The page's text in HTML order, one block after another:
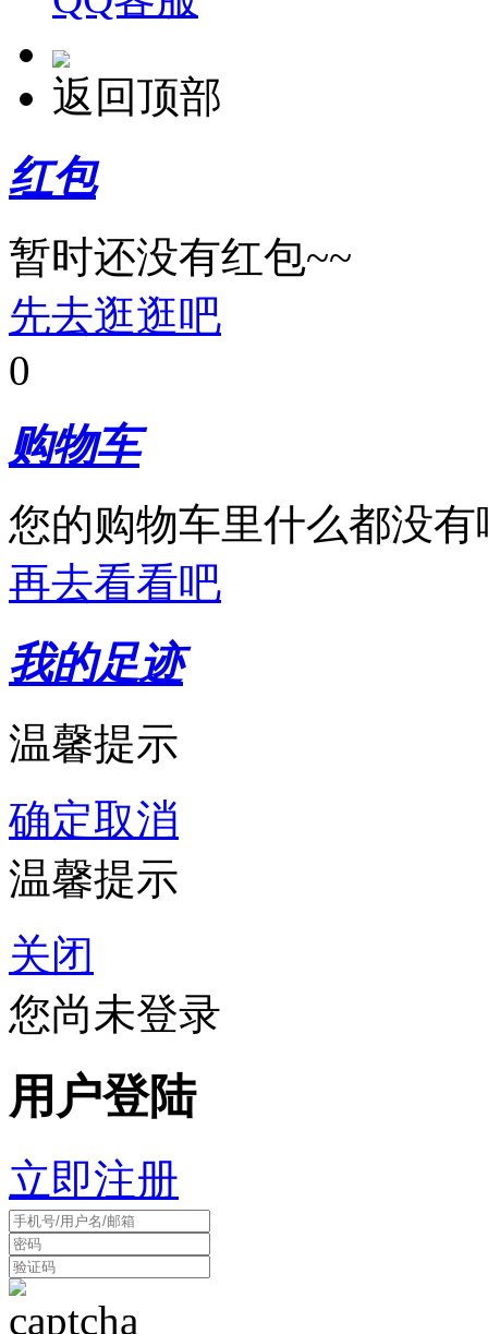
至冠
另色鬼
富士通
亚太森博
富士胶片
爽竹
返回顶部
红包
暂时还没有红包~~
先去逛逛吧
0
购物车
您的购物车里什么都没有
再去看看吧
我的足迹
温馨提示
确定取消
温馨提示
关闭
您尚未登录
用户登陆
立即注册